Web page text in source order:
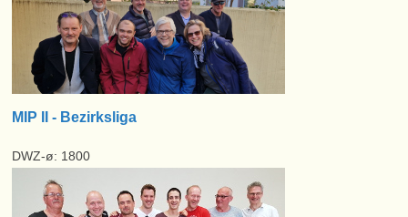
MIP II - Bezirksliga
DWZ-ø: 1800